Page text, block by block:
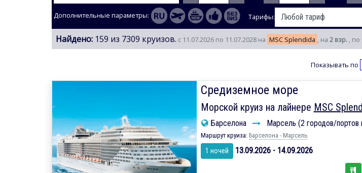
Дополнительные параметры: Тарифы:
Найдено: 159 из 7309 круизов. с 11.07.2026 по 11.07.2028 на MSC Splendida , на 2 взр. , по
Показывать по
Средиземное море
Морской круиз на лайнере MSC
Барселона Марсель (2 городов/портов
Маршрут круиза: Барселона - Марсель
1 ночей 13.09.2026 - 14.09.2026